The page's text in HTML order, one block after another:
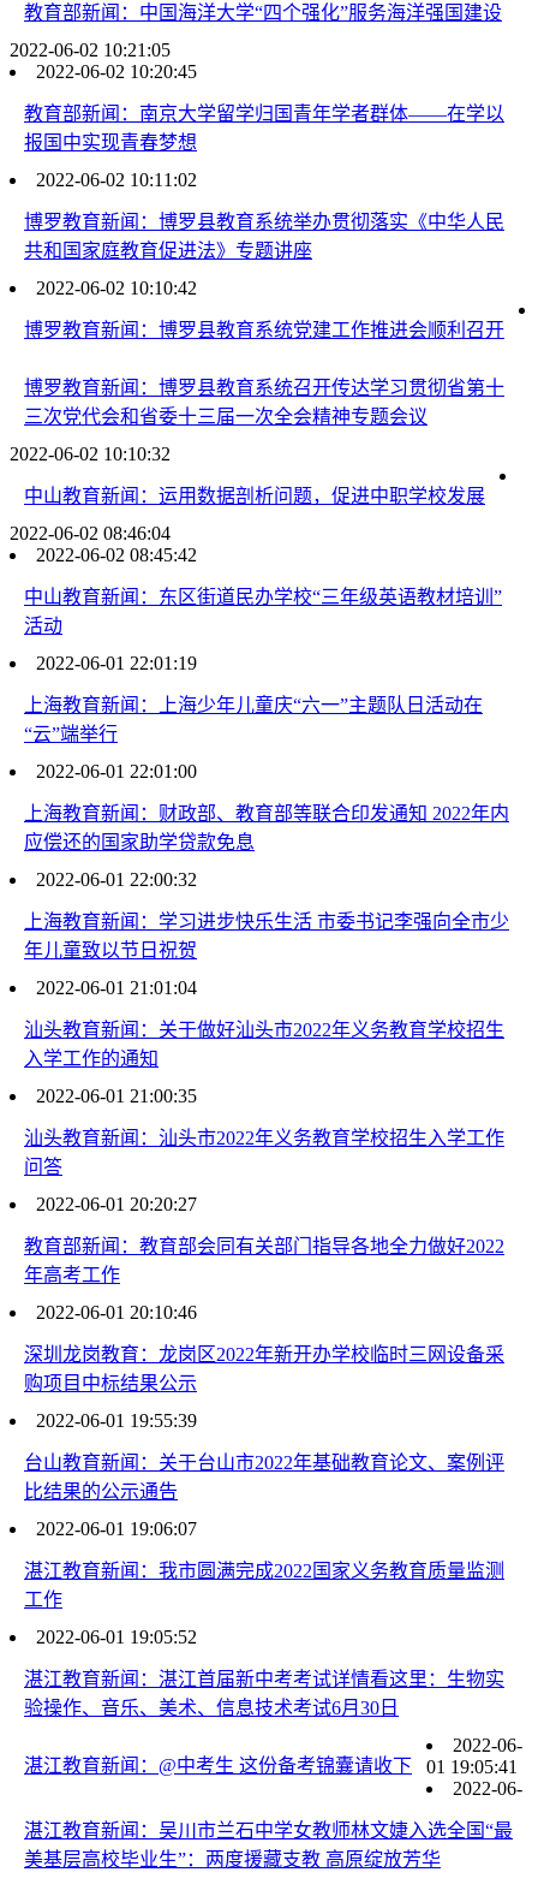
教育部新闻：中国海洋大学“四个强化”服务海洋强国建设
2022-06-02 10:21:05
教育部新闻：南京大学留学归国青年学者群体——在学以
报国中实现青春梦想
2022-06-02 10:20:45
博罗教育新闻：博罗县教育系统举办贯彻落实《中华人民
共和国家庭教育促进法》专题讲座
2022-06-02 10:11:02
博罗教育新闻：博罗县教育系统党建工作推进会顺利召开
2022-06-02 10:10:42
博罗教育新闻：博罗县教育系统召开传达学习贯彻省第十
三次党代会和省委十三届一次全会精神专题会议
2022-06-02 10:10:32
中山教育新闻：运用数据剖析问题，促进中职学校发展
2022-06-02 08:46:04
中山教育新闻：东区街道民办学校“三年级英语教材培训”
活动
2022-06-02 08:45:42
上海教育新闻：上海少年儿童庆“六一”主题队日活动在
“云”端举行
2022-06-01 22:01:19
上海教育新闻：财政部、教育部等联合印发通知 2022年内
应偿还的国家助学贷款免息
2022-06-01 22:01:00
上海教育新闻：学习进步快乐生活 市委书记李强向全市少
年儿童致以节日祝贺
2022-06-01 22:00:32
汕头教育新闻：关于做好汕头市2022年义务教育学校招生
入学工作的通知
2022-06-01 21:01:04
汕头教育新闻：汕头市2022年义务教育学校招生入学工作
问答
2022-06-01 21:00:35
教育部新闻：教育部会同有关部门指导各地全力做好2022
年高考工作
2022-06-01 20:20:27
深圳龙岗教育：龙岗区2022年新开办学校临时三网设备采
购项目中标结果公示
2022-06-01 20:10:46
台山教育新闻：关于台山市2022年基础教育论文、案例评
比结果的公示通告
2022-06-01 19:55:39
湛江教育新闻：我市圆满完成2022国家义务教育质量监测
工作
2022-06-01 19:06:07
湛江教育新闻：湛江首届新中考考试详情看这里：生物实
验操作、音乐、美术、信息技术考试6月30日
2022-06-01 19:05:52
湛江教育新闻：@中考生 这份备考锦囊请收下
2022-06-
01 19:05:41
湛江教育新闻：吴川市兰石中学女教师林文婕入选全国“最
美基层高校毕业生”：两度援藏支教 高原绽放芳华
2022-06-